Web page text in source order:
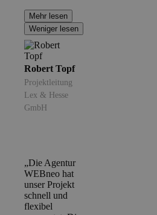
Mehr lesen
Weniger lesen
Robert Topf
Projektleitung
Lex & Hesse
GmbH
„Die Agentur
WEBneo hat
unser Projekt
schnell und
flexibel